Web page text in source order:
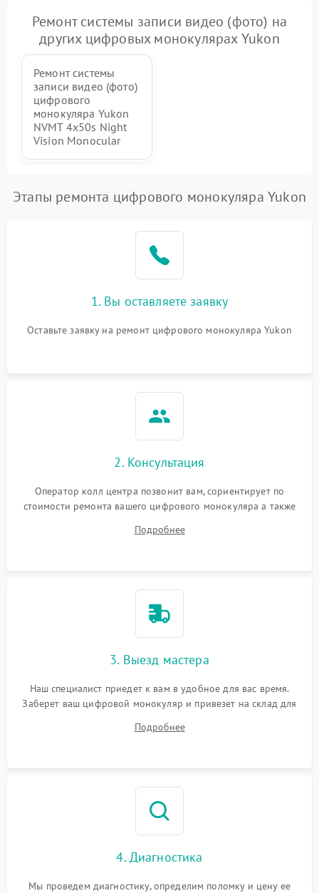
Ремонт системы записи видео (фото) на
других цифровых монокулярах Yukon
Ремонт системы
записи видео (фото)
цифрового
монокуляра Yukon
NVMT 4x50s Night
Vision Monocular
Этапы ремонта цифрового монокуляра Yukon
1. Вы оставляете заявку
Оставьте заявку на ремонт цифрового монокуляра Yukon
2. Консультация
Оператор колл центра позвонит вам, сориентирует по
стоимости ремонта вашего цифрового монокуляра а также
Подробнее
3. Выезд мастера
Наш специалист приедет к вам в удобное для вас время.
Заберет ваш цифровой монокуляр и привезет на склад для
Подробнее
4. Диагностика
Мы проведем диагностику, определим поломку и цену ее